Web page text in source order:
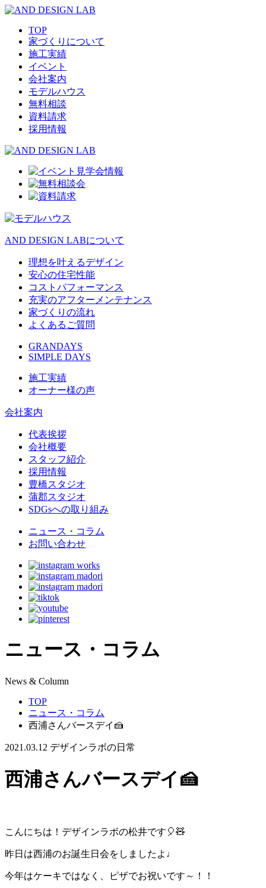
TOP
家づくりについて
施工実績
イベント
会社案内
モデルハウス
無料相談
資料請求
採用情報
AND DESIGN LABについて
理想を叶えるデザイン
安心の住宅性能
コストパフォーマンス
充実のアフターメンテナンス
家づくりの流れ
よくあるご質問
GRANDAYS
SIMPLE DAYS
施工実績
オーナー様の声
会社案内
代表挨拶
会社概要
スタッフ紹介
採用情報
豊橋スタジオ
蒲郡スタジオ
SDGsへの取り組み
ニュース・コラム
お問い合わせ
ニュース・コラム
News & Column
TOP
ニュース・コラム
西浦さんバースデイ🍰
2021.03.12 デザインラボの日常
西浦さんバースデイ🍰
こんにちは！デザインラボの松井です🎈🧸
昨日は西浦のお誕生日会をしましたよ♩
今年はケーキではなく、ピザでお祝いです～！！